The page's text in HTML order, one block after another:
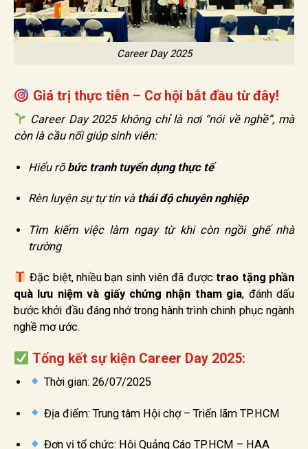
Career Day 2025
Giá trị thực tiễn – Cơ hội bắt đầu từ đây!
Career Day 2025 không chỉ là nơi “nói về nghề”, mà
còn là cầu nối giúp sinh viên:
Hiểu rõbức tranh tuyển dụng thực tế
Rèn luyện sự tự tin và thái độ chuyên nghiệp
Tìm kiếm việc làm ngay từ khi còn ngồi ghế nhà
trường
Đặc biệt, nhiều bạn sinh viên đã được trao tặng phần
quà lưu niệm và giấy chứng nhận tham gia, đánh dấu
bước khởi đầu đáng nhớ trong hành trình chinh phục ngành
nghề mơ ước.
Tổng kết sự kiện Career Day 2025:
Thời gian: 26/07/2025
Địa điểm: Trung tâm Hội chợ – Triển lãm TP.HCM
Đơn vị tổ chức: Hội Quảng Cáo TP.HCM – HAA